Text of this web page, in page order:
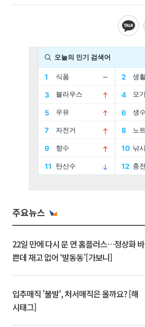
주요뉴스
22일 만에 다시 문 연 홈플러스…정상화 바
쁜데 재고 없어 ‘발동동’[가보니]
입추매직 '불발', 처서매직은 올까요? [해
시태그]